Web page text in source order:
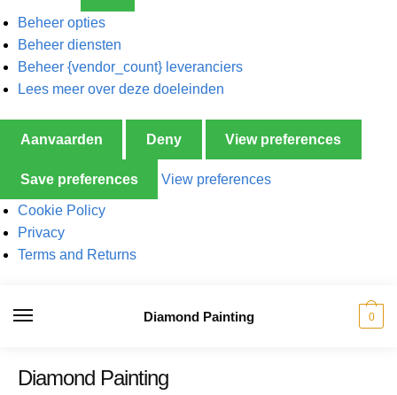
Beheer opties
Beheer diensten
Beheer {vendor_count} leveranciers
Lees meer over deze doeleinden
Aanvaarden Deny View preferences
Save preferences View preferences
Cookie Policy
Privacy
Terms and Returns
Diamond Painting 0
Diamond Painting